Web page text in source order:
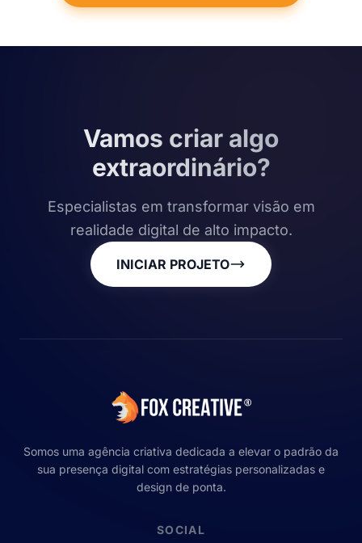
Vamos criar algo
extraordinário?
Especialistas em transformar visão em
realidade digital de alto impacto.
INICIAR PROJETO
Somos uma agência criativa dedicada a elevar o padrão da
sua presença digital com estratégias personalizadas e
design de ponta.
SOCIAL